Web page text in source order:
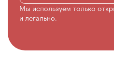
Мы используем только
и легально.